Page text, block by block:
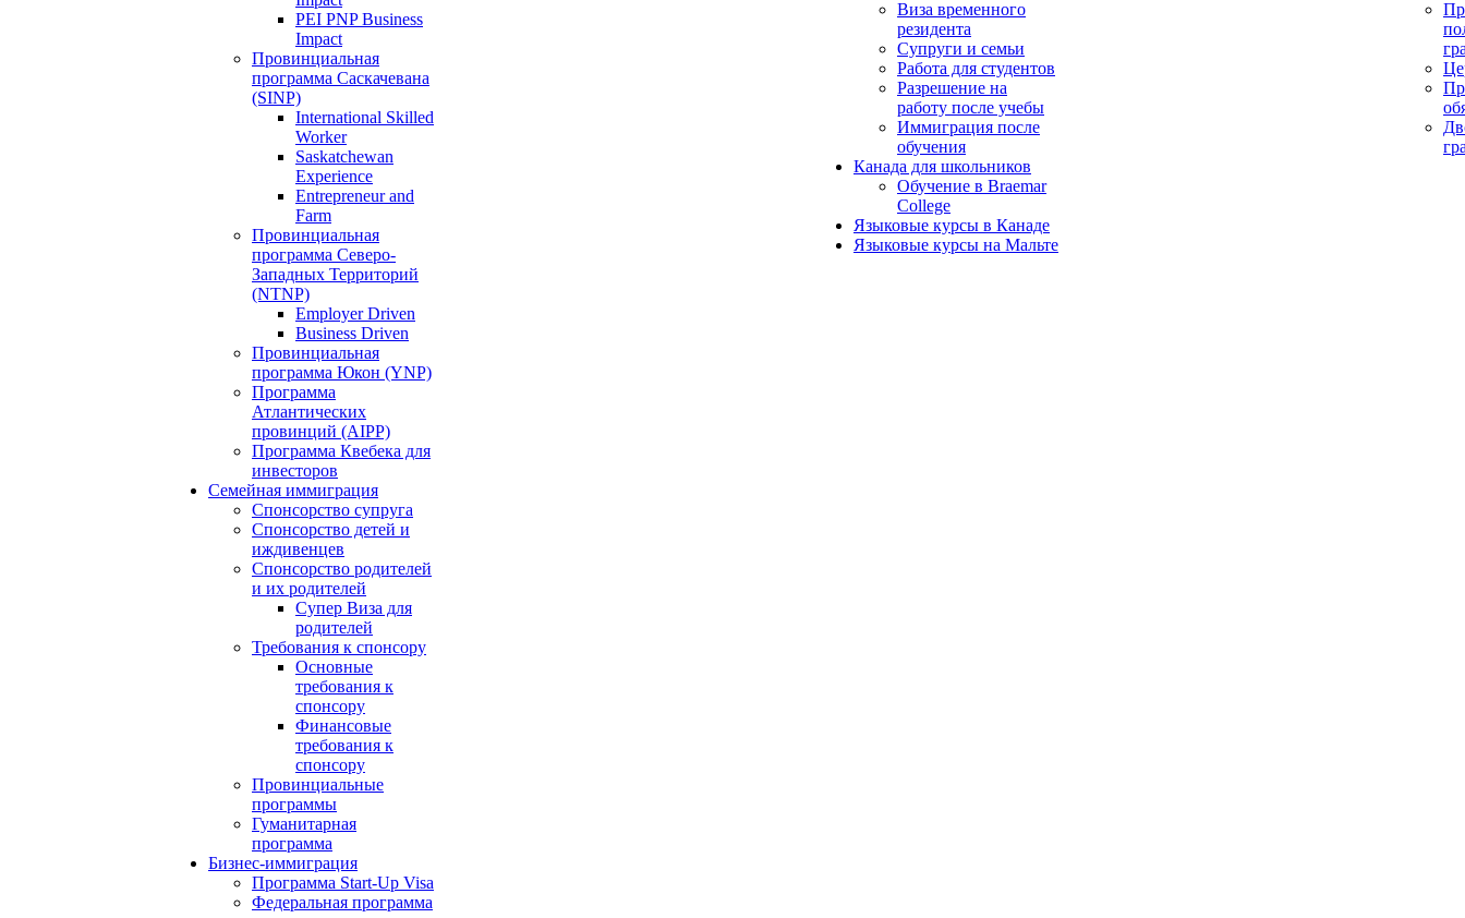
PEI PNP Business
Impact
Провинциальная
программа Саскачевана
(SINP)
International Skilled
Worker
Saskatchewan
Experience
Entrepreneur and
Farm
Провинциальная
программа Северо-
Западных Территорий
(NTNP)
Employer Driven
Business Driven
Провинциальная
программа Юкон (YNP)
Программа
Атлантических
провинций (AIPP)
Программа Квебека для
инвесторов
Семейная иммиграция
Спонсорство супруга
Спонсорство детей и
иждивенцев
Спонсорство родителей
и их родителей
Супер Виза для
родителей
Требования к спонсору
Основные
требования к
спонсору
Финансовые
требования к
спонсору
Провинциальные
программы
Гуманитарная
программа
Бизнес-иммиграция
Программа Start-Up Visa
Федеральная программа
Виза временного
резидента
Супруги и семьи
Работа для студентов
Разрешение на
работу после учебы
Иммиграция после
обучения
Канада для школьников
Обучение в Braemar
College
Языковые курсы в Канаде
Языковые курсы на Мальте